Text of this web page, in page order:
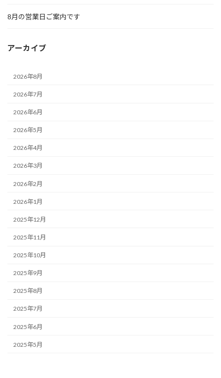
8月の営業日ご案内です
アーカイブ
2026年8月
2026年7月
2026年6月
2026年5月
2026年4月
2026年3月
2026年2月
2026年1月
2025年12月
2025年11月
2025年10月
2025年9月
2025年8月
2025年7月
2025年6月
2025年5月